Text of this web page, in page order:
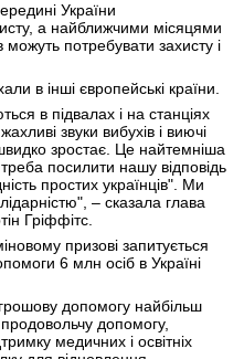
України
а найближчими місяцями
потребувати захисту і
в інші європейські країни.
в підвалах і на станціях
звуки вибухів і виючі
зростає. Це найтемніша
посилити нашу відповідь
простих українців". Ми
– сказала глава
Гріффітс.
призові запитується
6 млн осіб в Україні
допомогу найбільш
допомогу,
медичних і освітніх